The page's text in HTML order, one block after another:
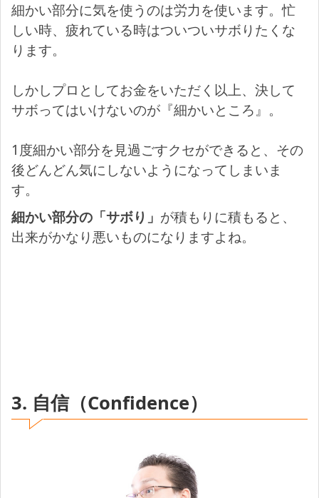
細かい部分に気を使うのは労力を使います。忙
しい時、疲れている時はついついサボりたくな
ります。
しかしプロとしてお金をいただく以上、決して
サボってはいけないのが『細かいところ』。
1度細かい部分を見過ごすクセができると、その
後どんどん気にしないようになってしまいま
す。
細かい部分の「サボり」 が積もりに積もると、
出来がかなり悪いものになりますよね。
3. 自信（Confidence）